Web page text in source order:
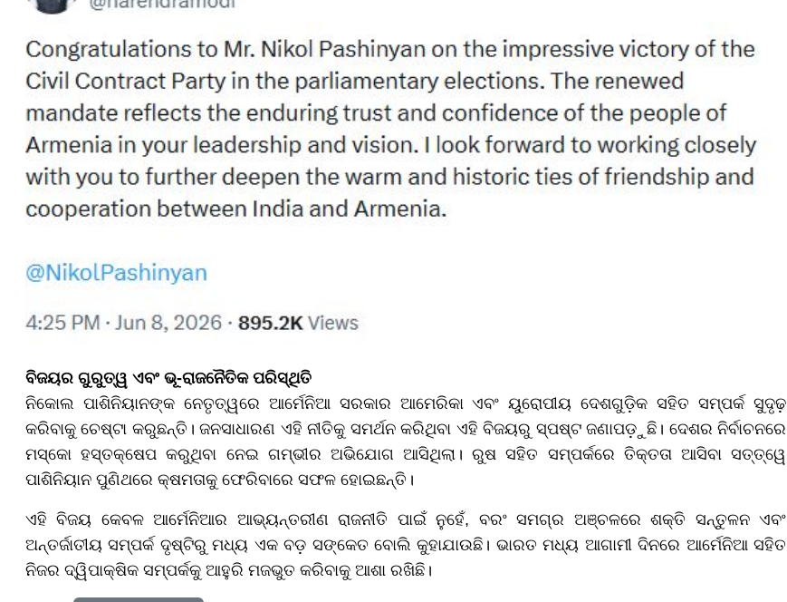
ବିଜୟର ଗୁରୁତ୍ୱ ଏବଂ ଭୂ-ରାଜନୈତିକ ପରିସ୍ଥିତି
ନିକୋଲ ପାଶିନିୟାନଙ୍କ ନେତୃତ୍ୱରେ ଆର୍ମେନିଆ ସରକାର ଆମେରିକା ଏବଂ ୟୁରୋପୀୟ ଦେଶଗୁଡ଼ିକ ସହିତ ସମ୍ପର୍କ ସୁଦୃଢ଼
କରିବାକୁ ଚେଷ୍ଟା କରୁଛନ୍ତି। ଜନସାଧାରଣ ଏହି ନୀତିକୁ ସମର୍ଥନ କରିଥିବା ଏହି ବିଜୟରୁ ସ୍ପଷ୍ଟ ଜଣାପଡ଼ୁଛି। ଦେଶର ନିର୍ବାଚନରେ
ମସ୍କୋ ହସ୍ତକ୍ଷେପ କରୁଥିବା ନେଇ ଗମ୍ଭୀର ଅଭିଯୋଗ ଆସିଥିଲା। ରୁଷ ସହିତ ସମ୍ପର୍କରେ ତିକ୍ତତା ଆସିବା ସତ୍ତ୍ୱେ
ପାଶିନିୟାନ ପୁଣିଥରେ କ୍ଷମତାକୁ ଫେରିବାରେ ସଫଳ ହୋଇଛନ୍ତି।
ଏହି ବିଜୟ କେବଳ ଆର୍ମେନିଆର ଆଭ୍ୟନ୍ତରୀଣ ରାଜନୀତି ପାଇଁ ନୁହେଁ, ବରଂ ସମଗ୍ର ଅଞ୍ଚଳରେ ଶକ୍ତି ସନ୍ତୁଳନ ଏବଂ
ଅନ୍ତର୍ଜାତୀୟ ସମ୍ପର୍କ ଦୃଷ୍ଟିରୁ ମଧ୍ୟ ଏକ ବଡ଼ ସଙ୍କେତ ବୋଲି କୁହାଯାଉଛି। ଭାରତ ମଧ୍ୟ ଆଗାମୀ ଦିନରେ ଆର୍ମେନିଆ ସହିତ
ନିଜର ଦ୍ୱିପାକ୍ଷିକ ସମ୍ପର୍କକୁ ଆହୁରି ମଜଭୁତ କରିବାକୁ ଆଶା ରଖିଛି।